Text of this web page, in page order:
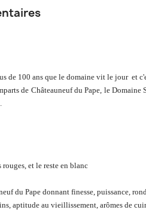
de 100 ans que le domaine vit le jour et
de Châteauneuf du Pape, le
et le reste en blanc
du Pape donnant finesse, puissance,
aptitude au vieillissement, arômes de